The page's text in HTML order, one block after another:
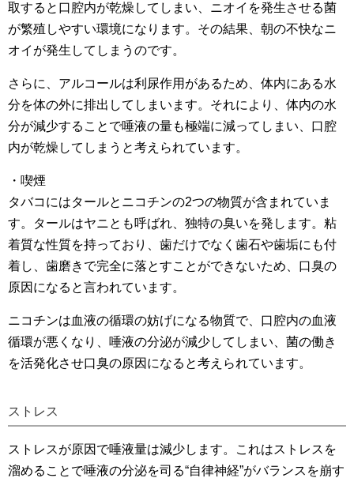
取すると口腔内が乾燥してしまい、ニオイを発生させる菌
が繁殖しやすい環境になります。その結果、朝の不快なニ
オイが発生してしまうのです。
さらに、アルコールは利尿作用があるため、体内にある水
分を体の外に排出してしまいます。それにより、体内の水
分が減少することで唾液の量も極端に減ってしまい、口腔
内が乾燥してしまうと考えられています。
・喫煙
タバコにはタールとニコチンの2つの物質が含まれていま
す。タールはヤニとも呼ばれ、独特の臭いを発します。粘
着質な性質を持っており、歯だけでなく歯石や歯垢にも付
着し、歯磨きで完全に落とすことができないため、口臭の
原因になると言われています。
ニコチンは血液の循環の妨げになる物質で、口腔内の血液
循環が悪くなり、唾液の分泌が減少してしまい、菌の働き
を活発化させ口臭の原因になると考えられています。
ストレス
ストレスが原因で唾液量は減少します。これはストレスを
溜めることで唾液の分泌を司る“自律神経”がバランスを崩す